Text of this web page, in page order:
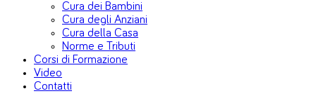
Cura dei Bambini
Cura degli Anziani
Cura della Casa
Norme e Tributi
Corsi di Formazione
Video
Contatti